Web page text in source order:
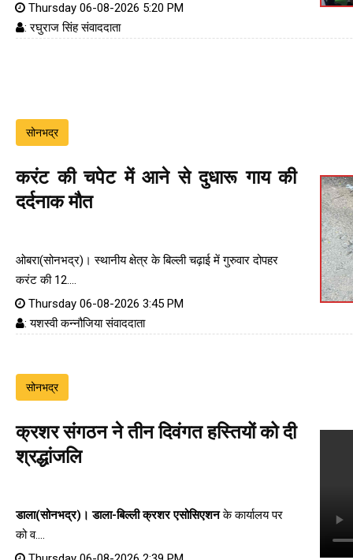
Thursday 06-08-2026 5:20 PM
: रघुराज सिंह संवाददाता
सोनभद्र
करंट की चपेट में आने से दुधारू गाय की
दर्दनाक मौत
ओबरा(सोनभद्र)। स्थानीय क्षेत्र के बिल्ली चढ़ाई में गुरुवार दोपहर
करंट की 12....
Thursday 06-08-2026 3:45 PM
: यशस्वी कन्नौजिया संवाददाता
सोनभद्र
क्रशर संगठन ने तीन दिवंगत हस्तियों को दी
श्रद्धांजलि
डाला(सोनभद्र)। डाला-बिल्ली क्रशर एसोसिएशनके कार्यालय पर
को व....